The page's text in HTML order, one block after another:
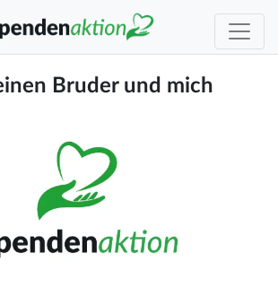
Bruder und mich